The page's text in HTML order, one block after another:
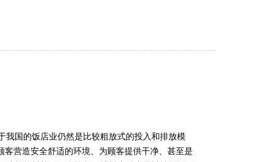
我国的饭店业仍然是比较粗放式的投入和排放模
营造安全舒适的环境、为顾客提供干净、甚至是